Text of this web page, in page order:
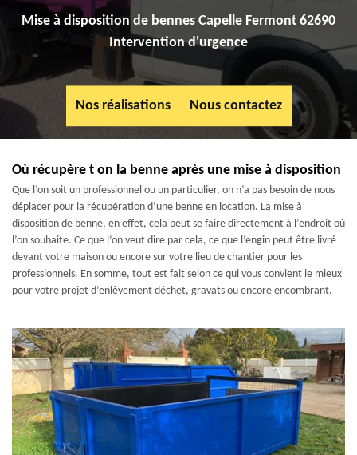
Mise à disposition de bennes Capelle Fermont 62690
Intervention d'urgence
Nos réalisations Nous contactez
Où récupère t on la benne après une mise à disposition
Que l’on soit un professionnel ou un particulier, on n’a pas besoin de nous
déplacer pour la récupération d’une benne en location. La mise à
disposition de benne, en effet, cela peut se faire directement à l’endroit où
l’on souhaite. Ce que l’on veut dire par cela, ce que l’engin peut être livré
devant votre maison ou encore sur votre lieu de chantier pour les
professionnels. En somme, tout est fait selon ce qui vous convient le mieux
pour votre projet d’enlèvement déchet, gravats ou encore encombrant.